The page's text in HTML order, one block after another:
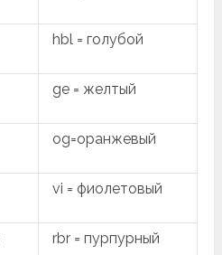
hbl = голубой
ge = желтый
og=оранжевый
vi = фиолетовый
rbr = пурпурный